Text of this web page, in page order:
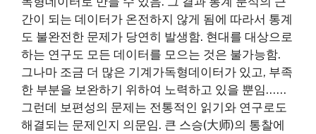
간이 되는 데이터가 온전하지 않게 됨에 따라서 통계
도 불완전한 문제가 당연히 발생함. 현대를 대상으로
하는 연구도 모든 데이터를 모으는 것은 불가능함.
그나마 조금 더 많은 기계가독형데이터가 있고, 부족
한 부분을 보완하기 위하여 노력하고 있을 뿐임……
그런데 보편성의 문제는 전통적인 읽기와 연구로도
해결되는 문제인지 의문임. 큰 스승(大师)의 통찰에